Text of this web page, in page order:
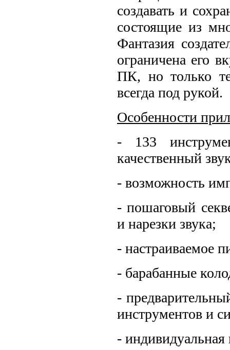
создавать и
состоящие из
Фантазия
ограничена его
ПК, но только
всегда под рукой.
Особенности
- 133
качественный
- возможность
- пошаговый
и нарезки звука;
- настраиваемое
- барабанные
-
инструментов и
- индивидуальная